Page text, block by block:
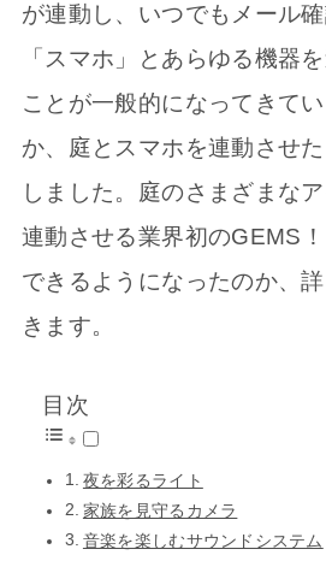
が連動し、いつでもメール確
「スマホ」とあらゆる機器
ことが一般的になってきて
か、庭とスマホを連動させ
しました。庭のさまざまな
連動させる業界初のGEMS
できるようになったのか、
きます。
目次
夜を彩るライト
家族を見守るカメラ
音楽を楽しむサウンドシステム